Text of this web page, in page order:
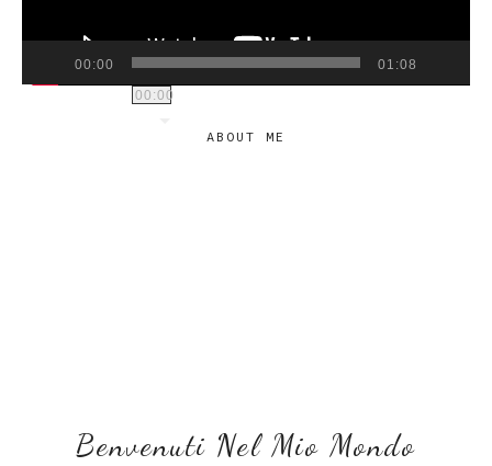
00:00
00:00
01:08
ABOUT ME
Benvenuti Nel Mio Mondo